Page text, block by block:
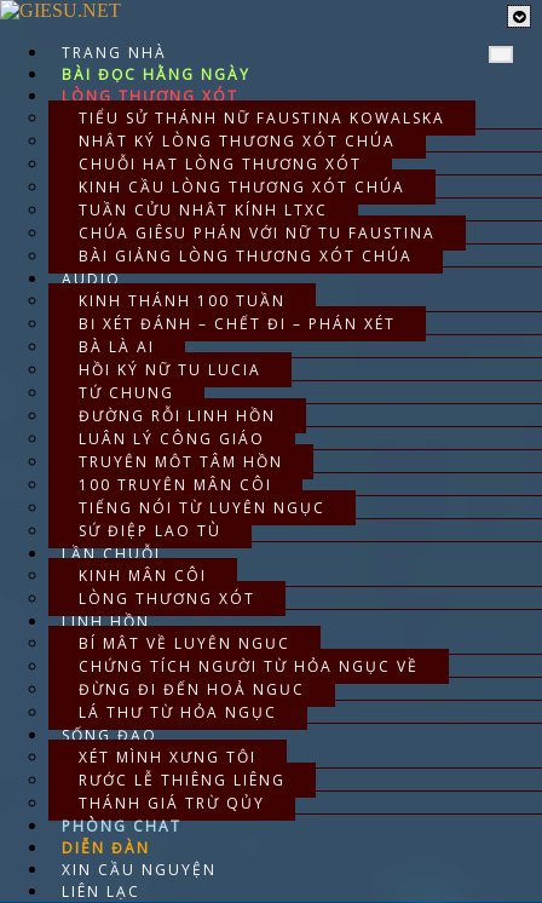
Skip
content
TRANG NHÀ
BÀI ĐỌC HẰNG NGÀY
LÒNG THƯƠNG XÓT
TIỂU SỬ THÁNH NỮ FAUSTINA KOWALSKA
NHẬT KÝ LÒNG THƯƠNG XÓT CHÚA
CHUỖI HẠT LÒNG THƯƠNG XÓT
KINH CẦU LÒNG THƯƠNG XÓT CHÚA
TUẦN CỬU NHẬT KÍNH LTXC
CHÚA GIÊSU PHÁN VỚI NỮ TU FAUSTINA
BÀI GIẢNG LÒNG THƯƠNG XÓT CHÚA
AUDIO
KINH THÁNH 100 TUẦN
BỊ XÉT ĐÁNH – CHẾT ĐI – PHÁN XÉT
BÀ LÀ AI
HỒI KÝ NỮ TU LUCIA
TỨ CHUNG
ĐƯỜNG RỖI LINH HỒN
LUÂN LÝ CÔNG GIÁO
TRUYỆN MỘT TÂM HỒN
100 TRUYỆN MÂN CÔI
TIẾNG NÓI TỪ LUYỆN NGỤC
SỨ ĐIỆP LAO TÙ
LẦN CHUỖI
KINH MÂN CÔI
LÒNG THƯƠNG XÓT
LINH HỒN
BÍ MẬT VỀ LUYỆN NGỤC
CHỨNG TÍCH NGƯỜI TỪ HỎA NGỤC VỀ
ĐỪNG ĐI ĐẾN HOẢ NGỤC
LÁ THƯ TỪ HỎA NGỤC
SỐNG ĐẠO
XÉT MÌNH XƯNG TỘI
RƯỚC LỄ THIÊNG LIÊNG
THÁNH GIÁ TRỪ QỦY
PHÒNG CHAT
DIỄN ĐÀN
XIN CẦU NGUYỆN
LIÊN LẠC